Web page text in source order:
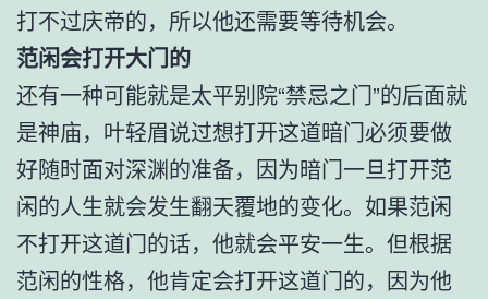
打不过庆帝的，所以他还需要等待机会。
范闲会打开大门的
还有一种可能就是太平别院“禁忌之门”的后面就
是神庙，叶轻眉说过想打开这道暗门必须要做
好随时面对深渊的准备，因为暗门一旦打开范
闲的人生就会发生翻天覆地的变化。如果范闲
不打开这道门的话，他就会平安一生。但根据
范闲的性格，他肯定会打开这道门的，因为他